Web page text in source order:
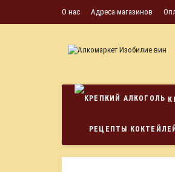
О нас Адреса магазинов
РЕЦЕПТЫ КОКТЕЙЛЕЙ